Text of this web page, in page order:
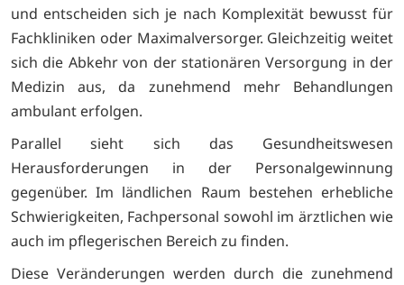
und entscheiden sich je nach Komplexität bewusst für
Fachkliniken oder Maximalversorger. Gleichzeitig weitet
sich die Abkehr von der stationären Versorgung in der
Medizin aus, da zunehmend mehr Behandlungen
ambulant erfolgen.
Parallel sieht sich das Gesundheitswesen
Herausforderungen in der Personalgewinnung
gegenüber. Im ländlichen Raum bestehen erhebliche
Schwierigkeiten, Fachpersonal sowohl im ärztlichen wie
auch im pflegerischen Bereich zu finden.
Diese Veränderungen werden durch die zunehmend